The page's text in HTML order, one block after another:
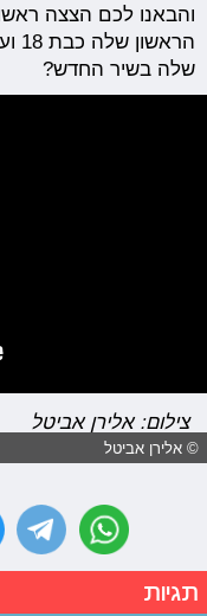
והבאנו לכם הצצה
שלה בשיר החדש?
צילום: אלירן אביטל
© אלירן אביטל
תגיות